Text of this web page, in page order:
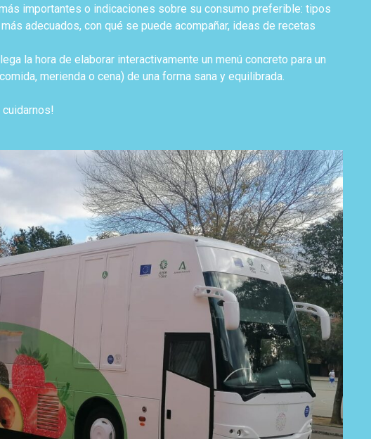
importantes o indicaciones sobre su consumo preferible: tipos
adecuados, con qué se puede acompañar, ideas de recetas
la hora de elaborar interactivamente un menú concreto para un
merienda o cena) de una forma sana y equilibrada.
cuidarnos!